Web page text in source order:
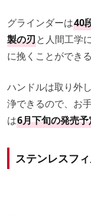
グラインダーは40
製の刃と人間工学
に挽くことができ
ハンドルは取り外
浄できるので、お
は6月下旬の発売予
ステンレスフ